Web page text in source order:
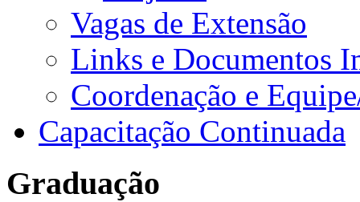
Vagas de Extensão
Links e Documentos
Coordenação e
Capacitação Continuada
Graduação